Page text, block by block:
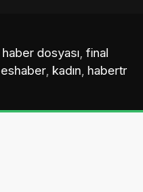
haber dosyası, final
eshaber, kadın, habertr